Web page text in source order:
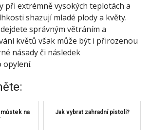
při extrémně vysokých teplotách a
shazují mladé plody a květy.
správným větráním a
květů však může být i přirozenou
násady či následek
opylení.
na
Jak vybrat zahradní pistoli?